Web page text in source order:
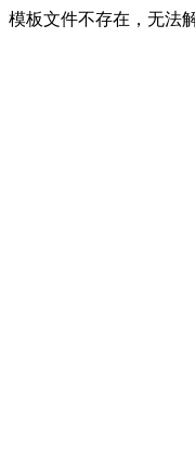
模板文件不存在，无法